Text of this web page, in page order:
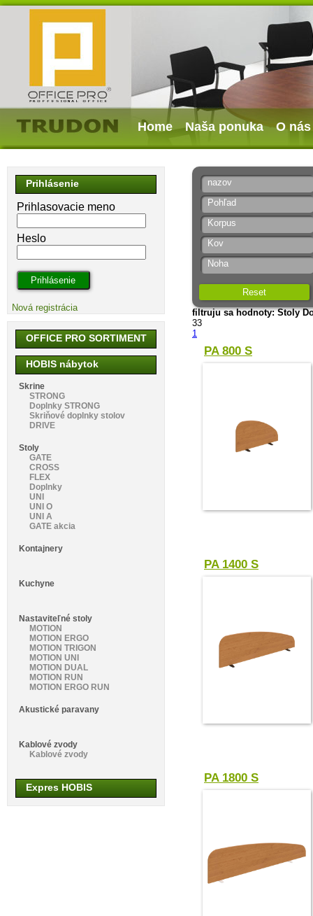
Home Naša ponuka O nás
nazov
Pohľad
Korpus
Kov
Noha
Reset
filtruju sa hodnoty: Stoly
33
1
PA 800 S
PA 1400 S
PA 1800 S
Prihlásenie
Prihlasovacie meno
Heslo
Nová registrácia
OFFICE PRO SORTIMENT
HOBIS nábytok
Skrine
STRONG
Doplnky STRONG
Skriňové doplnky stolov
DRIVE
Stoly
GATE
CROSS
FLEX
Doplnky
UNI
UNI O
UNI A
GATE akcia
Kontajnery
Kuchyne
Nastaviteľné stoly
MOTION
MOTION ERGO
MOTION TRIGON
MOTION UNI
MOTION DUAL
MOTION RUN
MOTION ERGO RUN
Akustické paravany
Kablové zvody
Kablové zvody
Expres HOBIS